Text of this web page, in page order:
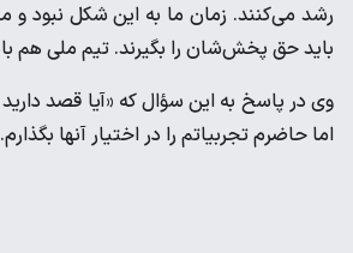
رشد می‌کنند. زمان ما به این شکل نبود و
باید حق پخش‌شان را بگیرند. تیم ملی هم
وی در پاسخ به این سؤال که «آیا قصد
اما حاضرم تجربیاتم را در اختیار آنها بگذارم.